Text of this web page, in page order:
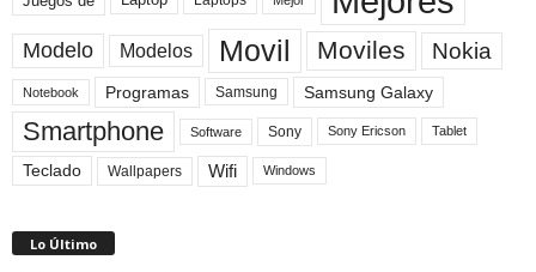
Modelo Modelos Movil Moviles Nokia
Notebook Programas Samsung Samsung Galaxy
Smartphone Software Sony Sony Ericson Tablet
Teclado Wallpapers Wifi Windows
Lo Último